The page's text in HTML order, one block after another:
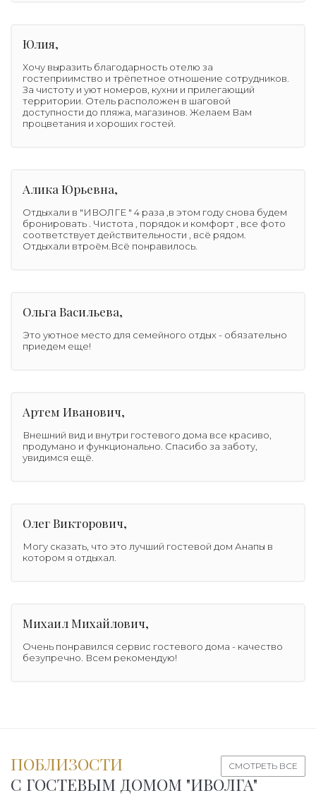
Юлия,
Хочу выразить благодарность отелю за
гостеприимство и трёпетное отношение сотрудников.
За чистоту и уют номеров, кухни и прилегающий
территории. Отель расположен в шаговой
доступности до пляжа, магазинов. Желаем Вам
процветания и хороших гостей.
Алика Юрьевна,
Отдыхали в "ИВОЛГЕ " 4 раза ,в этом году снова будем
бронировать . Чистота , порядок и комфорт , все фото
соответствует действительности , всё рядом.
Отдыхали втроём.Всё понравилось.
Ольга Васильева,
Это уютное место для семейного отдых - обязательно
приедем еще!
Артем Иванович,
Внешний вид и внутри гостевого дома все красиво,
продумано и функционально. Спасибо за заботу,
увидимся ещё.
Олег Викторович,
Могу сказать, что это лучший гостевой дом Анапы в
котором я отдыхал.
Михаил Михайлович,
Очень понравился сервис гостевого дома - качество
безупречно. Всем рекомендую!
ПОБЛИЗОСТИ
С ГОСТЕВЫМ ДОМОМ "ИВОЛГА"
СМОТРЕТЬ ВСЕ